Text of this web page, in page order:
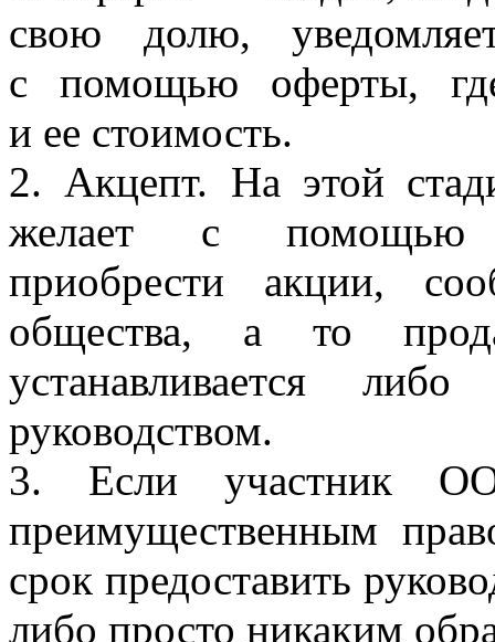
свою долю,
с помощью оферты,
и ее стоимость.
2. Акцепт. На этой
желает с помощью
приобрести акции,
общества, а то
устанавливается
руководством.
3. Если участник
преимущественным
срок предоставить
либо просто никаким